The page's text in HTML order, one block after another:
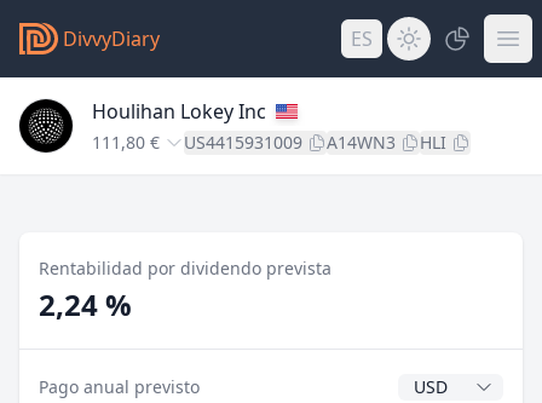
DivvyDiary ES
Houlihan Lokey Inc
111,80 € US4415931009 A14WN3 HLI
Rentabilidad por dividendo prevista
2,24 %
Pago anual previsto Divisa del